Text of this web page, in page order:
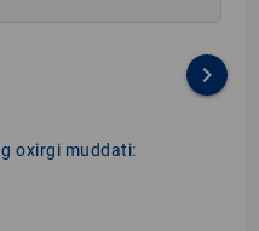
keyboard_arrow_right
oxirgi muddati: